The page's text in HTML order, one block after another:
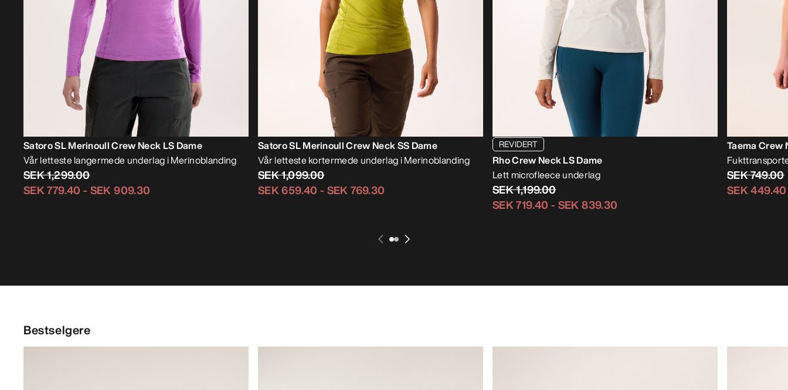
Satoro SL Merinoull Crew Neck LS Dame
Vår letteste langermede underlag i Merinoblanding
SEK 1,299.00
SEK 779.40 - SEK 909.30
Satoro SL Merinoull Crew Neck SS Dame
Vår letteste kortermede underlag i Merinoblanding
SEK 1,099.00
SEK 659.40 - SEK 769.30
REVIDERT
Rho Crew Neck LS Dame
Lett microfleece underlag
SEK 1,199.00
SEK 719.40 - SEK 839.30
Taema Crew
SEK 749.00
SEK 449.40
Bestselgere